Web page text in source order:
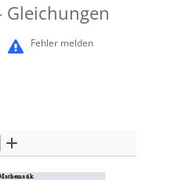
Gleichungen
Fehler melden